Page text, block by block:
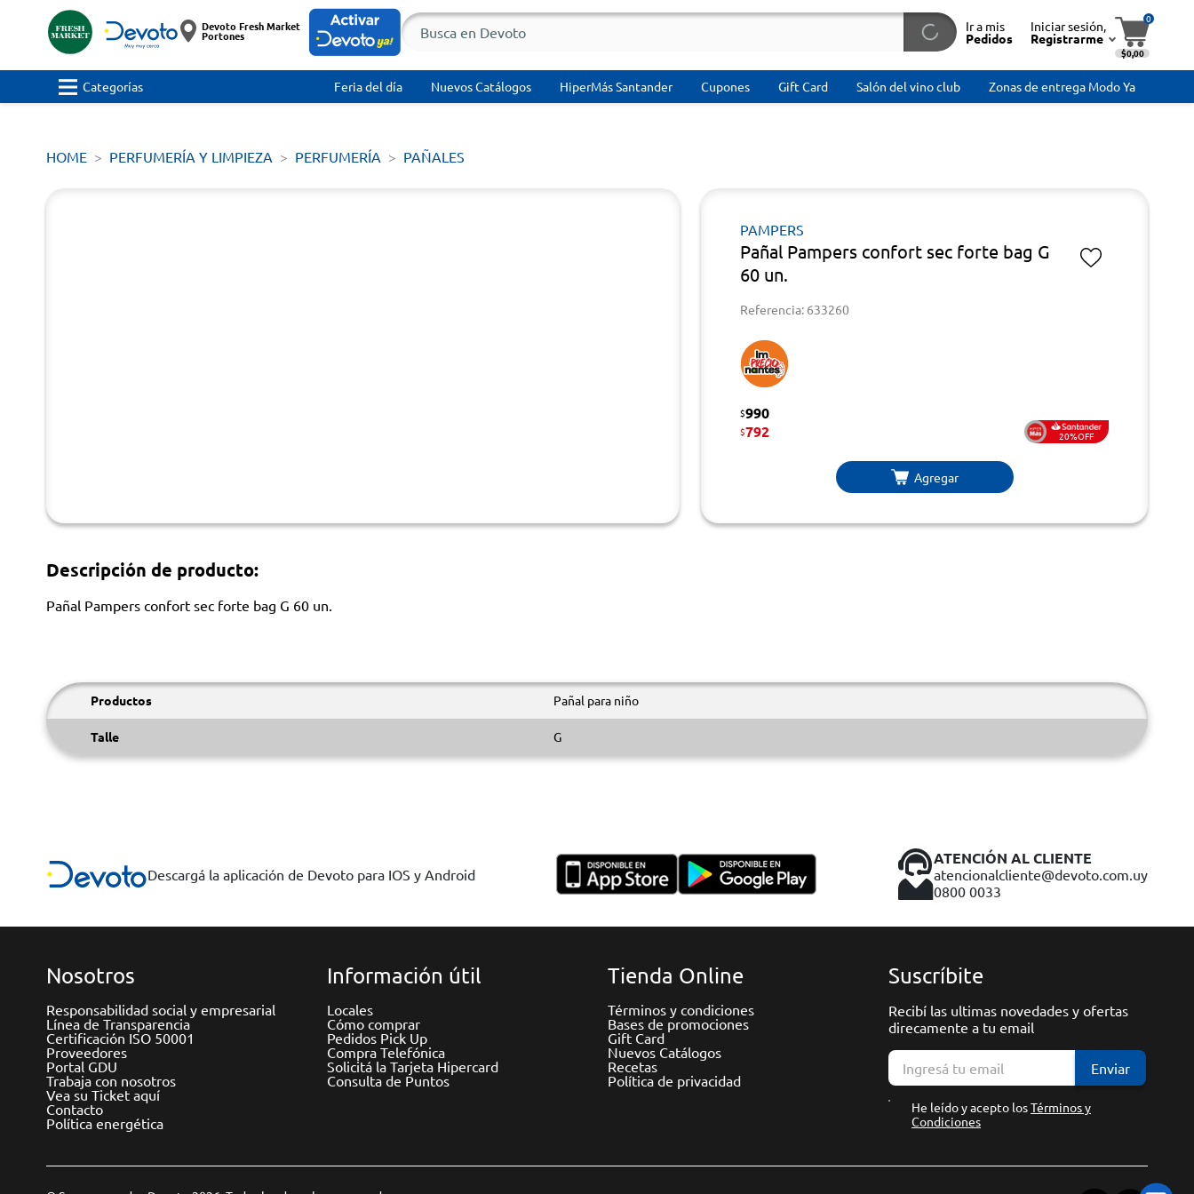
Devoto Fresh Market
Portones
Ir a mis
Pedidos
Iniciar sesión,
Registrarme
0
$0,00
Categorías Feria del día Nuevos Catálogos HiperMás Santander Cupones Gift Card Salón del vino club Zonas de entrega Modo Ya
HOME PERFUMERÍA Y LIMPIEZA PERFUMERÍA PAÑALES
PAMPERS
Pañal Pampers confort sec forte bag G
60 un.
Referencia: 633260
$990
$792 20%OFF
Agregar
Descripción de producto:
Pañal Pampers confort sec forte bag G 60 un.
Productos Pañal para niño
Talle G
Descargá la aplicación de Devoto para IOS y Android
ATENCIÓN AL CLIENTE
atencionalcliente@devoto.com.uy
0800 0033
Nosotros
Responsabilidad social y empresarial
Línea de Transparencia
Certificación ISO 50001
Proveedores
Portal GDU
Trabaja con nosotros
Vea su Ticket aquí
Contacto
Política energética
Información útil
Locales
Cómo comprar
Pedidos Pick Up
Compra Telefónica
Solicitá la Tarjeta Hipercard
Consulta de Puntos
Tienda Online
Términos y condiciones
Bases de promociones
Gift Card
Nuevos Catálogos
Recetas
Política de privacidad
Suscríbite
Recibí las ultimas novedades y ofertas
direcamente a tu email
Enviar
He leído y acepto losTérminos y
Condiciones